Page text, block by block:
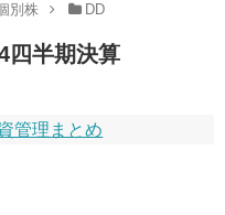
別株 DD
四半期決算
管理まとめ